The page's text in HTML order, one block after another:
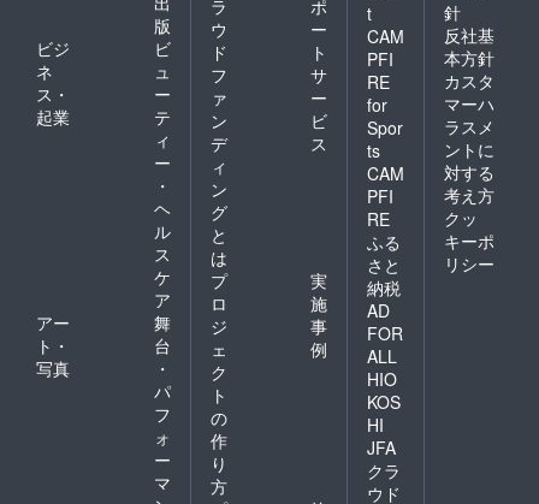
最大5年
間熟成
（延長
も相談
可） 天
日干し
のタイ
ミング
はご希
望に応
じて調
後も樽
の管理
版
ビジ
ネ
ス・
起業
ビ
ュ
ー
テ
ィ
ー
・
ヘ
ル
ス
ケ
ア
アー
ト・
写真
舞
台
・
パ
フ
ォ
ー
マ
ラ
ウ
ド
フ
ァ
ン
デ
ィ
ン
グ
と
は
ポ
ー
ト
サ
ー
ビ
ス
プ
ロ
ジ
ェ
ク
ト
の
作
り
方
実
施
事
例
t
CAM
PFI
RE
for
Spor
ts
CAM
PFI
RE
ふる
さと
納税
AD
FOR
ALL
HIO
KOS
HI
JFA
クラ
ウド
針
反社基
本方針
カスタ
マーハ
ラスメ
ントに
対する
考え方
クッ
キーポ
リシー